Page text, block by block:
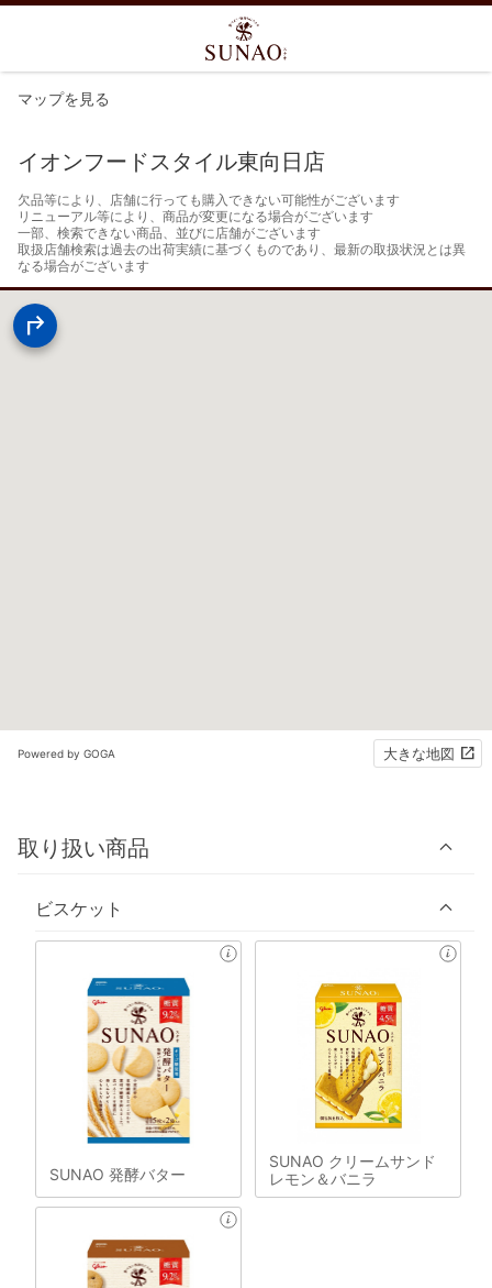
マップを見る
イオンフードスタイル東向日店
欠品等により、店舗に行っても購入できない可能性がございます
リニューアル等により、商品が変更になる場合がございます
一部、検索できない商品、並びに店舗がございます
取扱店舗検索は過去の出荷実績に基づくものであり、最新の取扱状況とは異
なる場合がございます
Powered by GOGA 大きな地図
取り扱い商品
ビスケット
SUNAO 発酵バター
SUNAO クリームサンド
レモン＆バニラ